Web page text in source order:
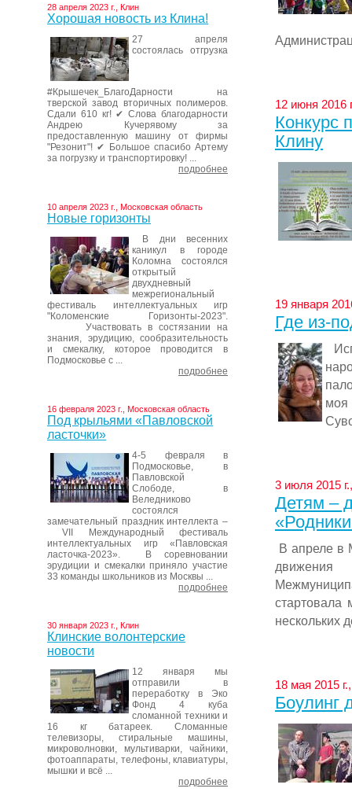
28 апреля 2023 г., Клин
Хорошая новость из Клина!
27 апреля
состоялась отгрузка
#Крышечек_БлагоДарности на
тверской завод вторичных полимеров.
Сдали 610 кг! ✔ Слова благодарности
Андрею Кучерявому за
предоставленную машину от фирмы
"Резонит"! ✔ Большое спасибо Артему
за погрузку и транспортировку! ...
подробнее
10 апреля 2023 г., Московская область
Новые горизонты
В дни весенних
каникул в городе
Коломна состоялся
открытый
двухдневный
межрегиональный
фестиваль интеллектуальных игр
"Коломенские Горизонты-2023".
Участвовать в состязании на
знания, эрудицию, сообразительность
и смекалку, которое проводится в
Подмосковье с ...
подробнее
16 февраля 2023 г., Московская область
Под крыльями «Павловской
ласточки»
4-5 февраля в
Подмосковье, в
Павловской
Слободе, в
Веледниково
состоялся
замечательный праздник интеллекта –
VII Международный фестиваль
интеллектуальных игр «Павловская
ласточка-2023». В соревновании
эрудиции и смекалки приняло участие
33 команды школьников из Москвы ...
подробнее
30 января 2023 г., Клин
Клинские волонтерские
новости
12 января мы
отправили в
переработку в Эко
Фонд 4 куба
сломанной техники и
16 кг батареек. Сломанные
телевизоры, стиральные машины,
микроволновки, мультиварки, чайники,
фотоаппараты, телефоны, клавиатуры,
мышки и всё ...
подробнее
12 июня 2016
Конкурс
Клину
19 января
Где из-
3 июля 2015
Детям –
В апреле в
стартовала
нескольких
18 мая 2015
Боулинг